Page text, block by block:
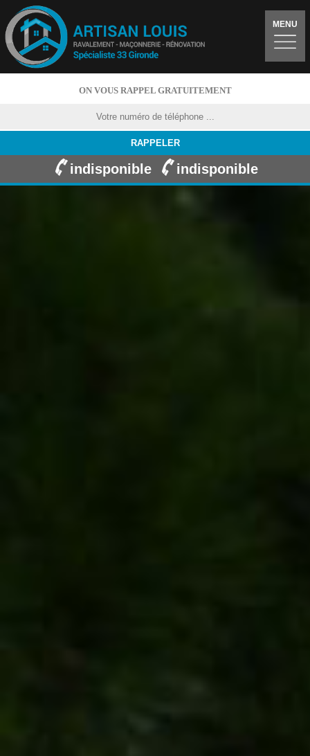
MENU
ON VOUS RAPPEL GRATUITEMENT
indisponible indisponible